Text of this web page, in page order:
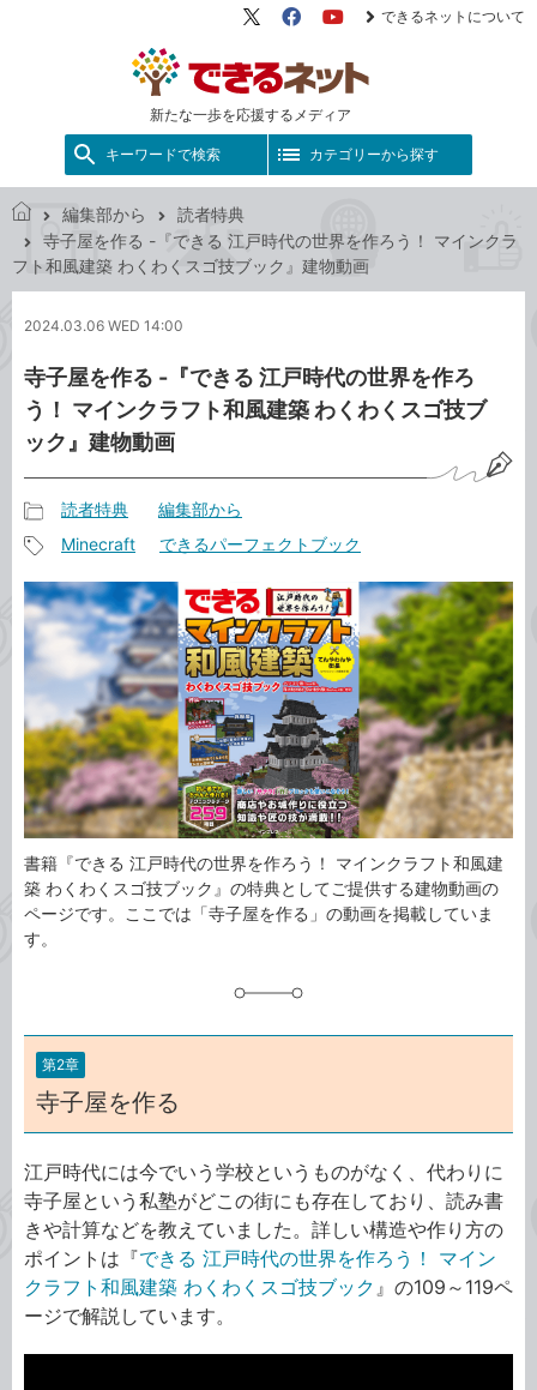
新たな一歩を応援するメディア
X（旧
FacebookYouTube
できるネットについて
キーワードで検索 カテゴリーから探す
で
き
ッ
編集部から
読者特典
寺子屋を作る -『できる 江戸時代の世界を作ろう！ マインクラ
フト和風建築 わくわくスゴ技ブック』建物動画
2024.03.06 WED 14:00
寺子屋を作る -『できる 江戸時代の世界を作ろ
う！ マインクラフト和風建築 わくわくスゴ技ブ
ック』建物動画
事
カ
テ
リ
読者特典 編集部から
事
タ
グ
Minecraft できるパーフェクトブック
書籍『できる 江戸時代の世界を作ろう！ マインクラフト和風建
築 わくわくスゴ技ブック』の特典としてご提供する建物動画の
ページです。ここでは「寺子屋を作る」の動画を掲載していま
す。
第2章
寺子屋を作る
江戸時代には今でいう学校というものがなく、代わりに
寺子屋という私塾がどこの街にも存在しており、読み書
きや計算などを教えていました。詳しい構造や作り方の
ポイントは『できる 江戸時代の世界を作ろう！ マイン
クラフト和風建築 わくわくスゴ技ブック 』の109～119ペ
ージで解説しています。